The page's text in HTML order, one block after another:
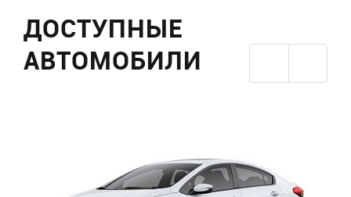
ДОСТУПНЫЕ
АВТОМОБИЛИ